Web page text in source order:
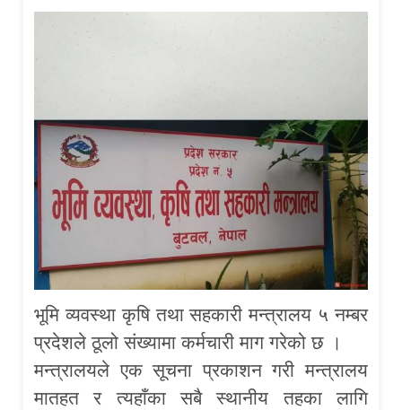
भूमि व्यवस्था कृषि तथा सहकारी मन्त्रालय ५ नम्बर
प्रदेशले ठूलो संख्यामा कर्मचारी माग गरेको छ ।
मन्त्रालयले एक सूचना प्रकाशन गरी मन्त्रालय
मातहत र त्यहाँका सबै स्थानीय तहका लागि